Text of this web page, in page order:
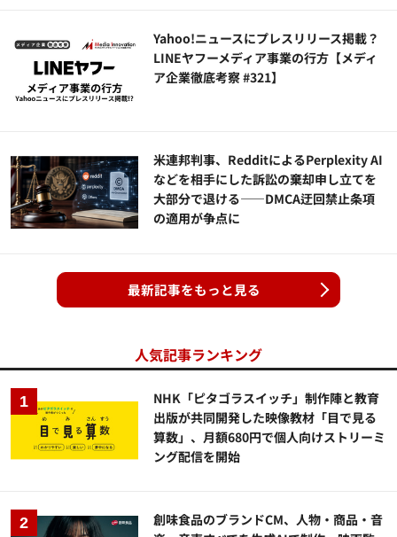
Yahoo!ニュースにプレスリリース掲載？
LINEヤフーメディア事業の行方【メディ
ア企業徹底考察 #321】
米連邦判事、RedditによるPerplexity AI
などを相手にした訴訟の棄却申し立てを
大部分で退ける——DMCA迂回禁止条項
の適用が争点に
最新記事をもっと見る
人気記事ランキング
NHK「ピタゴラスイッチ」制作陣と教育
出版が共同開発した映像教材「目で見る
算数」、月額680円で個人向けストリーミ
ング配信を開始
創味食品のブランドCM、人物・商品・音